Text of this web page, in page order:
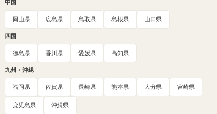
中国
岡山県 広島県 鳥取県 島根県 山口県
四国
徳島県 香川県 愛媛県 高知県
九州・沖縄
福岡県 佐賀県 長崎県 熊本県 大分県 宮崎県
鹿児島県 沖縄県